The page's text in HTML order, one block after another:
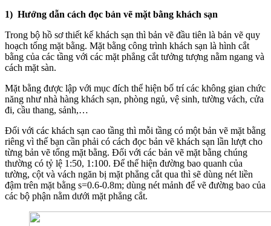
1) Hướng dẫn cách đọc bản vẽ mặt bằng khách sạn
Trong bộ hồ sơ thiết kế khách sạn thì bản vẽ đầu tiên là bản vẽ quy
hoạch tổng mặt bằng. Mặt bằng công trình khách sạn là hình cắt
bằng của các tầng với các mặt phẳng cắt tưởng tượng nằm ngang và
cách mặt sàn.
Mặt bằng được lập với mục đích thể hiện bố trí các không gian chức
năng như nhà hàng khách sạn, phòng ngủ, vệ sinh, tường vách, cửa
đi, cầu thang, sảnh,…
Đối với các khách sạn cao tầng thì mỗi tầng có một bản vẽ mặt bằng
riêng vì thế bạn cần phải có cách đọc bản vẽ khách sạn lần lượt cho
từng bản vẽ tổng mặt bằng. Đối với các bản vẽ mặt bằng chúng
thường có tỷ lệ 1:50, 1:100. Để thể hiện đường bao quanh của
tường, cột và vách ngăn bị mặt phẳng cắt qua thì sẽ dùng nét liền
đậm trên mặt bằng s=0.6-0.8m; dùng nét mảnh để vẽ đường bao của
các bộ phận nằm dưới mặt phẳng cắt.